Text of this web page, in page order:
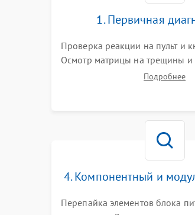
1. Первичная
Проверка реакции на пульт и
Осмотр матрицы на трещины и
звука, наличия подсветки и
Подробнее
4. Компонентный и
Перепайка элементов блока